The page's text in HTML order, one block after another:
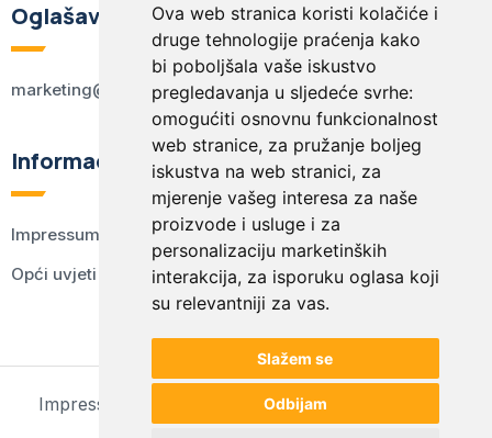
Ova web stranica koristi kolačiće i
druge tehnologije praćenja kako
bi poboljšala vaše iskustvo
pregledavanja u sljedeće svrhe:
omogućiti osnovnu funkcionalnost
web stranice, za pružanje boljeg
iskustva na web stranici, za
mjerenje vašeg interesa za naše
proizvode i usluge i za
personalizaciju marketinških
interakcija, za isporuku oglasa koji
su relevantniji za vas.
Slažem se
Odbijam
Oglašavanje
marketing@kodex.hr
Informacije
Impressum
Opći uvjeti korištenja
Impressum Opći uvjeti korištenjaPostavke kolačića